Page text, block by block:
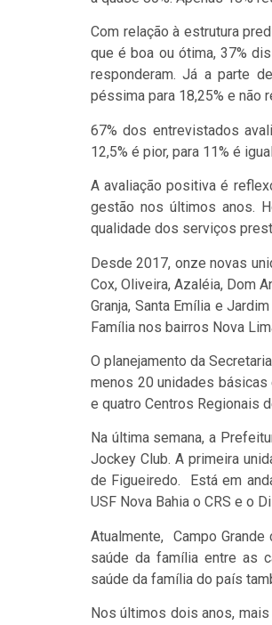
Com relação à estrutura
que é boa ou ótima, 37%
responderam. Já a parte
péssima para 18,25% e não
67% dos entrevistados
12,5% é pior, para 11% é
A avaliação positiva é
gestão nos últimos anos.
qualidade dos serviços
Desde 2017, onze novas
Cox, Oliveira, Azaléia, Dom
Granja, Santa Emília e
Família nos bairros Nova
O planejamento da
menos 20 unidades
e quatro Centros Regionais
Na última semana, a
Jockey Club. A primeira
de Figueiredo. Está em
USF Nova Bahia o CRS e o
Atualmente, Campo
saúde da família entre as
saúde da família do país
Nos últimos dois anos,